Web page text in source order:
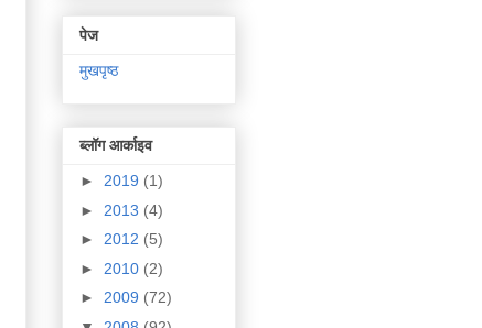
पेज
मुखपृष्ठ
ब्लॉग आर्काइव
► 2019 (1)
► 2013 (4)
► 2012 (5)
► 2010 (2)
► 2009 (72)